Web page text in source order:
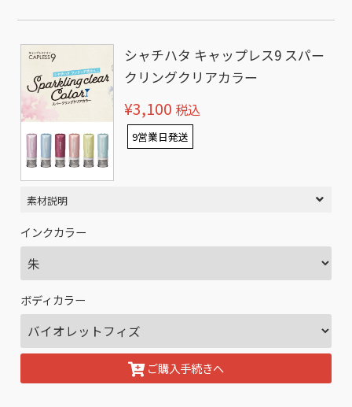
シャチハタ キャップレス9 スパー
クリングクリアカラー
¥3,100 税込
9営業日発送
素材説明
インクカラー
ボディカラー
ご購入手続きへ